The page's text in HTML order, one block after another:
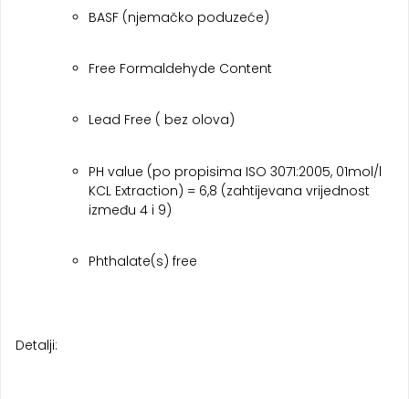
BASF (njemačko poduzeće)
Free Formaldehyde Content
Lead Free ( bez olova)
PH value (po propisima ISO 3071:2005, 01mol/l
KCL Extraction) = 6,8 (zahtijevana vrijednost
između 4 i 9)
Phthalate(s) free
Detalji: